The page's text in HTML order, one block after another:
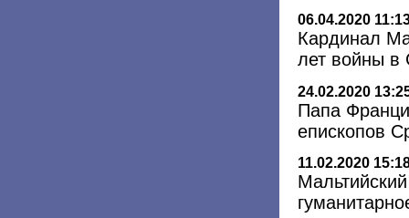
06.04.2020
Кардинал
лет войны в
24.02.2020
Папа
епископов
11.02.2020